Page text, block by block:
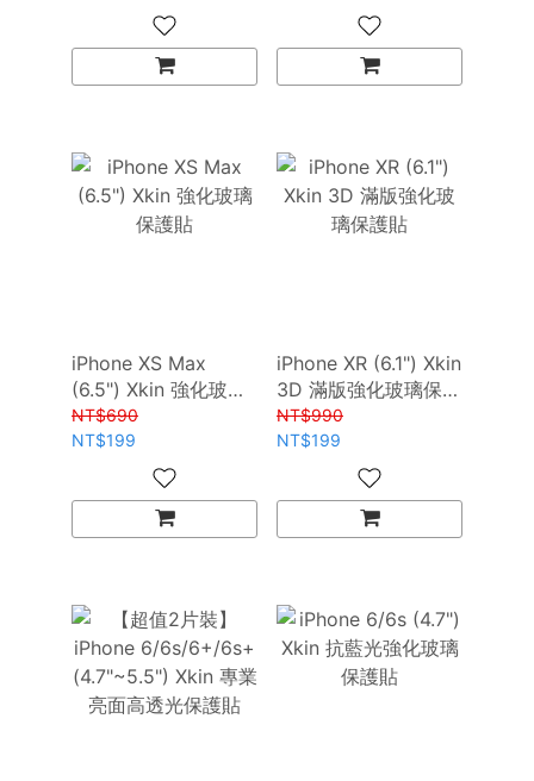
iPhone XS Max
(6.5") Xkin 強化玻璃
保護貼
NT$690
NT$199
iPhone XR (6.1") Xkin
3D 滿版強化玻璃保護
貼
NT$990
NT$199